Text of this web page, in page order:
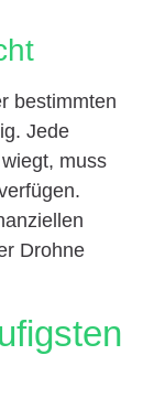
bestimmten
Jede
muss
Drohne